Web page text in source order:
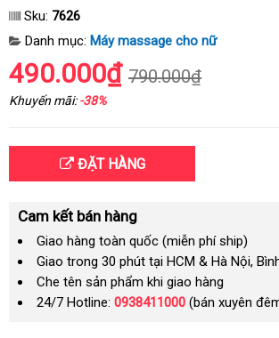
Sku: 7626
Danh mục: Máy massage cho nữ
490.000₫ 790.000₫
Khuyến mãi:-38%
ĐẶT HÀNG
Cam kết bán hàng
Giao hàng toàn quốc (miễn phí ship)
Giao trong 30 phút tại HCM & Hà Nội,
Che tên sản phẩm khi giao hàng
24/7 Hotline: 0938411000 (bán xuyên